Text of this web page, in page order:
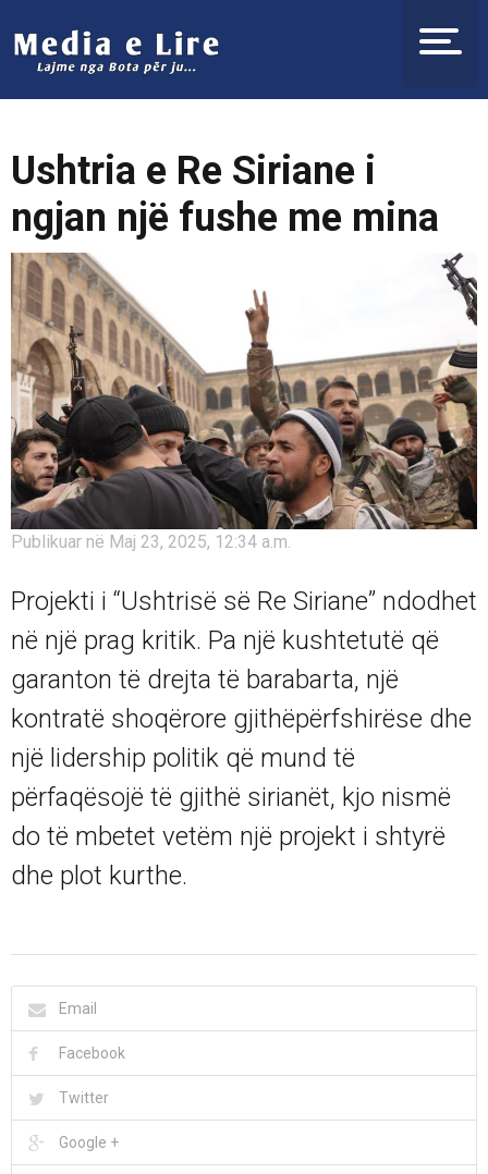
Ushtria e Re Siriane i
ngjan një fushe me mina
Publikuar në Maj 23, 2025, 12:34 a.m.
Projekti i “Ushtrisë së Re Siriane” ndodhet
në një prag kritik. Pa një kushtetutë që
garanton të drejta të barabarta, një
kontratë shoqërore gjithëpërfshirëse dhe
një lidership politik që mund të
përfaqësojë të gjithë sirianët, kjo nismë
do të mbetet vetëm një projekt i shtyrë
dhe plot kurthe.
Email
Facebook
Twitter
Google +